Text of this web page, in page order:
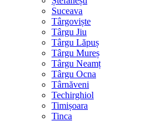
Suceava
Târgoviște
Târgu Jiu
Târgu Lăpuș
Târgu Mureș
Târgu Neamț
Târgu Ocna
Târnăveni
Techirghiol
Timișoara
Tinca